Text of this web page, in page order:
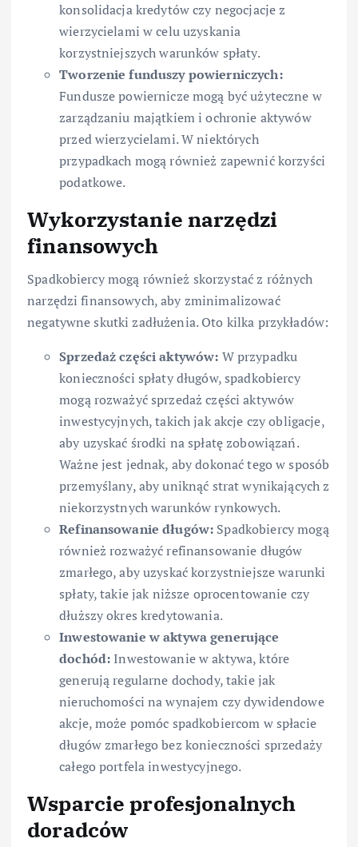
konsolidacja kredytów czy negocjacje z
wierzycielami w celu uzyskania
korzystniejszych warunków spłaty.
Tworzenie funduszy powierniczych:
Fundusze powiernicze mogą być użyteczne w
zarządzaniu majątkiem i ochronie aktywów
przed wierzycielami. W niektórych
przypadkach mogą również zapewnić korzyści
podatkowe.
Wykorzystanie narzędzi
finansowych
Spadkobiercy mogą również skorzystać z różnych
narzędzi finansowych, aby zminimalizować
negatywne skutki zadłużenia. Oto kilka przykładów:
Sprzedaż części aktywów: W przypadku
konieczności spłaty długów, spadkobiercy
mogą rozważyć sprzedaż części aktywów
inwestycyjnych, takich jak akcje czy obligacje,
aby uzyskać środki na spłatę zobowiązań.
Ważne jest jednak, aby dokonać tego w sposób
przemyślany, aby uniknąć strat wynikających z
niekorzystnych warunków rynkowych.
Refinansowanie długów: Spadkobiercy mogą
również rozważyć refinansowanie długów
zmarłego, aby uzyskać korzystniejsze warunki
spłaty, takie jak niższe oprocentowanie czy
dłuższy okres kredytowania.
Inwestowanie w aktywa generujące
dochód: Inwestowanie w aktywa, które
generują regularne dochody, takie jak
nieruchomości na wynajem czy dywidendowe
akcje, może pomóc spadkobiercom w spłacie
długów zmarłego bez konieczności sprzedaży
całego portfela inwestycyjnego.
Wsparcie profesjonalnych
doradców